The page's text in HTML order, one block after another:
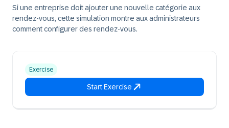
Si une entreprise doit ajouter une nouvelle catégorie aux
rendez-vous, cette simulation montre aux administrateurs
comment configurer des rendez-vous.
Exercise
Start Exercise